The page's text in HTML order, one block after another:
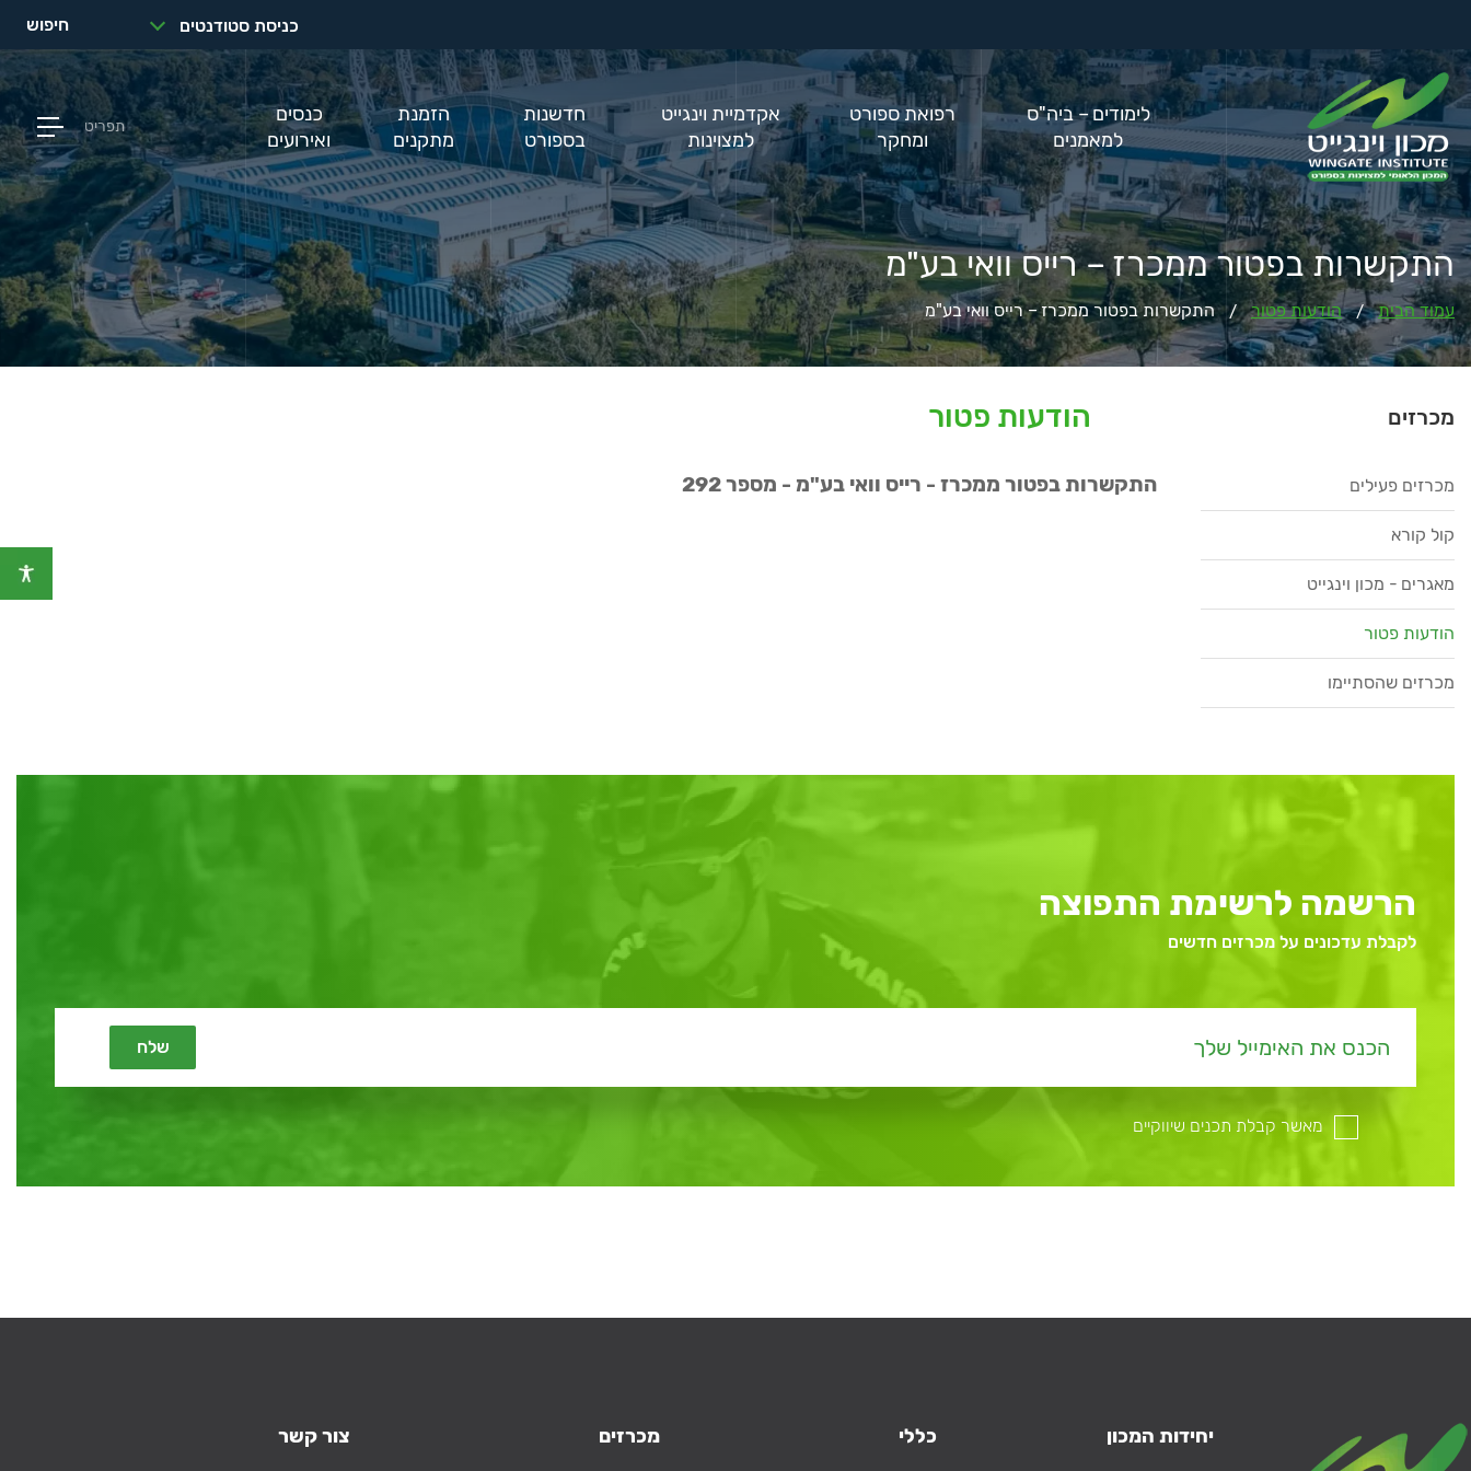
כניסת סטודנטים חיפוש
לימודים – ביה"ס
למאמנים
רפואת ספורט
ומחקר
אקדמיית וינגייט
למצוינות
חדשנות
בספורט
הזמנת
מתקנים
כנסים
ואירועים
תפריט
התקשרות בפטור ממכרז – רייס וואי בע"מ
עמוד הבית / הודעות פטור / התקשרות בפטור ממכרז – רייס וואי בע"מ
מכרזים
מכרזים פעילים
קול קורא
מאגרים - מכון וינגייט
הודעות פטור
מכרזים שהסתיימו
הודעות פטור
התקשרות בפטור ממכרז - רייס וואי בע"מ - מספר 292
הרשמה לרשימת התפוצה
לקבלת עדכונים על מכרזים חדשים
שלח
מאשר קבלת תכנים שיווקיים
יחידות המכון כללי מכרזים צור קשר